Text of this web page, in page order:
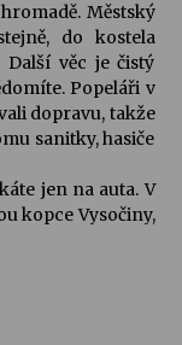
Městský
do kostela
věc je čistý
Popeláři v
dopravu, takže
sanitky, hasiče
jen na auta. V
kopce Vysočiny,